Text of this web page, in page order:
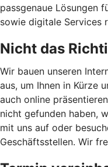
passgenaue Lösungen
sowie digitale Services
Nicht das
Wir bauen unseren
aus, um Ihnen in Kürze
auch online
nicht gefunden haben,
mit uns auf oder
Geschäftsstellen. Wir